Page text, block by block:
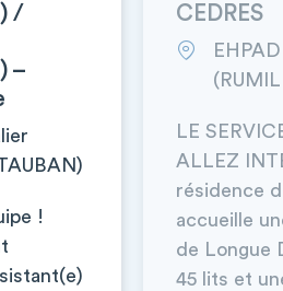
/
–
!
CEDRES
LE
ALLEZ
résidence
accueille
de Longue
45 lits et